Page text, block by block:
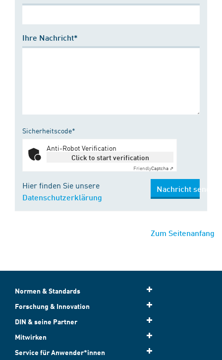
Ihre Nachricht*
Sicherheitscode*
Anti-Robot Verification
Click to start verification
FriendlyCaptcha ⇗
Hier finden Sie unsere
Datenschutzerklärung
Nachricht senden
Zum Seitenanfang
Normen & Standards
Forschung & Innovation
DIN & seine Partner
Mitwirken
Service für Anwender*innen